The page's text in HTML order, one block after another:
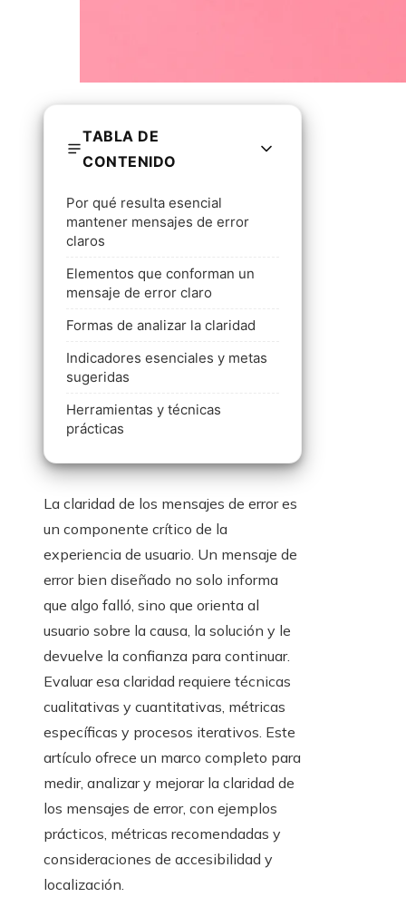
TABLA DE
CONTENIDO
Por qué resulta esencial
mantener mensajes de error
claros
Elementos que conforman un
mensaje de error claro
Formas de analizar la claridad
Indicadores esenciales y metas
sugeridas
Herramientas y técnicas
prácticas
La claridad de los mensajes de error es
un componente crítico de la
experiencia de usuario. Un mensaje de
error bien diseñado no solo informa
que algo falló, sino que orienta al
usuario sobre la causa, la solución y le
devuelve la confianza para continuar.
Evaluar esa claridad requiere técnicas
cualitativas y cuantitativas, métricas
específicas y procesos iterativos. Este
artículo ofrece un marco completo para
medir, analizar y mejorar la claridad de
los mensajes de error, con ejemplos
prácticos, métricas recomendadas y
consideraciones de accesibilidad y
localización.